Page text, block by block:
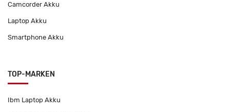
Camcorder Akku
Laptop Akku
Smartphone Akku
TOP-MARKEN
Ibm Laptop Akku